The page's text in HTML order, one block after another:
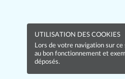
UTILISATION DES COOKIES
Lors de votre navigation sur
au bon fonctionnement et
déposés.